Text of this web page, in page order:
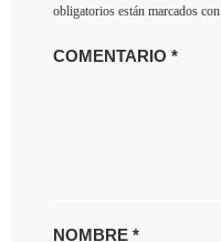
obligatorios están marcados con
COMENTARIO *
NOMBRE *